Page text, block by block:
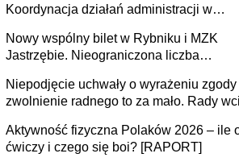
Koordynacja działań administracji w
Nowy wspólny bilet w Rybniku i MZK
Jastrzębie. Nieograniczona liczba
Niepodjęcie uchwały o wyrażeniu zgody
zwolnienie radnego to za mało. Rady
rozstrzygać sprawy
Aktywność fizyczna Polaków 2026 – ile
ćwiczy i czego się boi? [RAPORT]